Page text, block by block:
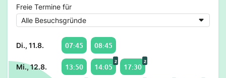
Freie Termine für
Di., 11.8. 07:45 08:45
Mi., 12.8. 13:50 14:05
2
17:30
2